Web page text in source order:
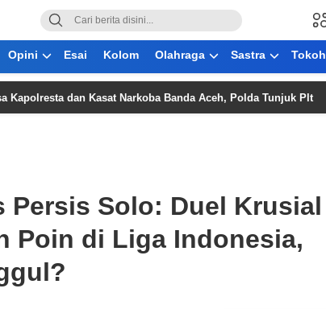
Opini Esai Kolom Olahraga Sastra Tokoh
dan Kasat Narkoba Banda Aceh, Polda Tunjuk Plt
Persis Solo: Duel Krusial
Poin di Liga Indonesia,